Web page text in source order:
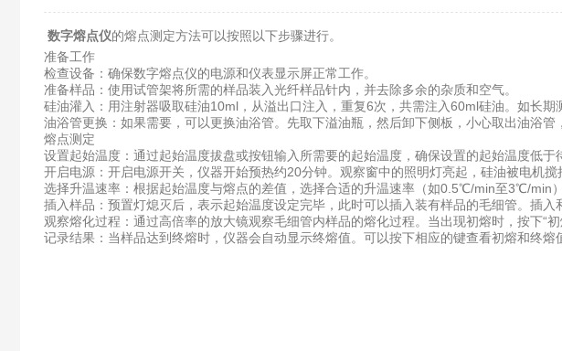
数字熔点仪的熔点测定方法可以按照以下步骤进行。
准备工作
检查设备：确保数字熔点仪的电源和仪表显示屏正常工作。
准备样品：使用试管架将所需的样品装入光纤样品针内，并去除多余的杂质和空气。
硅油灌入：用注射器吸取硅油10ml，从溢出口注入，重复6次，共需注入60ml硅油。如长期
油浴管更换：如果需要，可以更换油浴管。先取下溢油瓶，然后卸下侧板，小心取出油浴管
熔点测定
设置起始温度：通过起始温度拔盘或按钮输入所需要的起始温度，确保设置的起始温度低于
开启电源：开启电源开关，仪器开始预热约20分钟。观察窗中的照明灯亮起，硅油被电机
选择升温速率：根据起始温度与熔点的差值，选择合适的升温速率（如0.5℃/min至3℃/min）
插入样品：预置灯熄灭后，表示起始温度设定完毕，此时可以插入装有样品的毛细管。插入
观察熔化过程：通过高倍率的放大镜观察毛细管内样品的熔化过程。当出现初熔时，按下“初
记录结果：当样品达到终熔时，仪器会自动显示终熔值。可以按下相应的键查看初熔和终熔